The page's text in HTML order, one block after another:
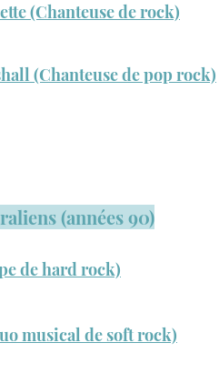
(Chanteuse de rock)
(Chanteuse de pop rock)
(années 90)
de hard rock)
musical de soft rock)